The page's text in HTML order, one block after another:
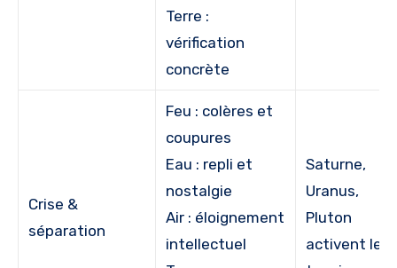
Terre :
vérification
concrète
Crise &
séparation
Feu : colères et
coupures
Eau : repli et
nostalgie
Air : éloignement
intellectuel
Saturne,
Uranus,
Pluton
activent les